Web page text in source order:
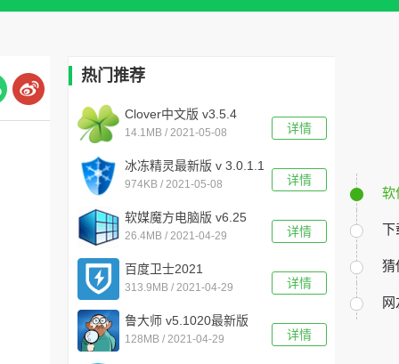
热门推荐
详情
Clover中文版 v3.5.4
14.1MB / 2021-05-08
详情
冰冻精灵最新版 v 3.0.1.1
官方版
974KB / 2021-05-08
详情
软媒魔方电脑版 v6.25
26.4MB / 2021-04-29
详情
百度卫士2021
v8.2.0.7227电脑版
313.9MB / 2021-04-29
详情
鲁大师 v5.1020最新版
128MB / 2021-04-29
软
下
猜